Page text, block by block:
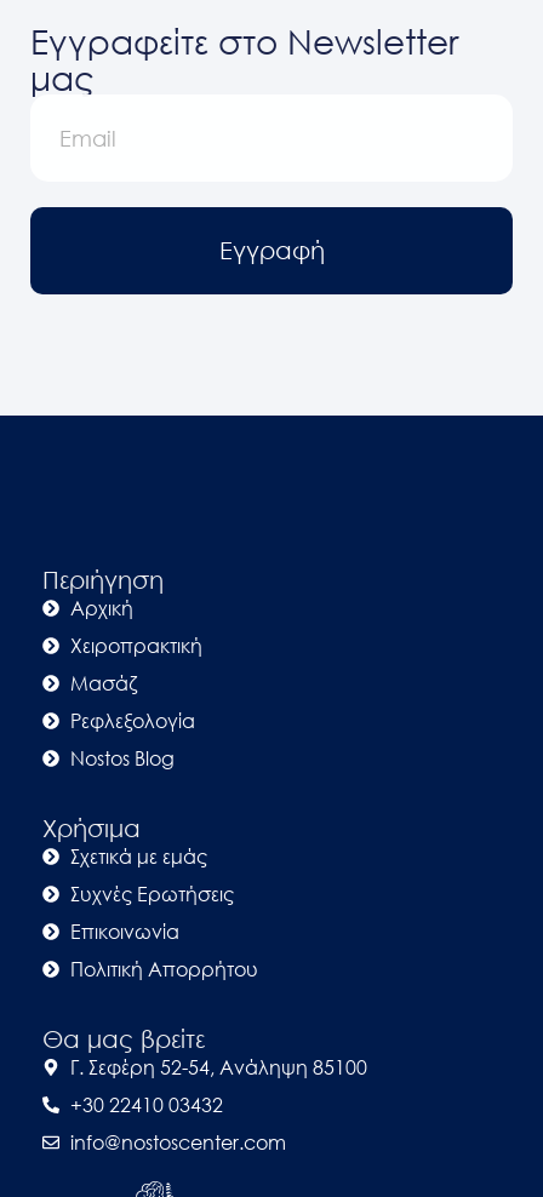
Εγγραφείτε στο Newsletter
μας
Εγγραφή
Περιήγηση
Αρχική
Χειροπρακτική
Μασάζ
Ρεφλεξολογία
Nostos Blog
Χρήσιμα
Σχετικά με εμάς
Συχνές Ερωτήσεις
Επικοινωνία
Πολιτική Απορρήτου
Θα μας βρείτε
Γ. Σεφέρη 52-54, Ανάληψη 85100
+30 22410 03432
info@nostoscenter.com